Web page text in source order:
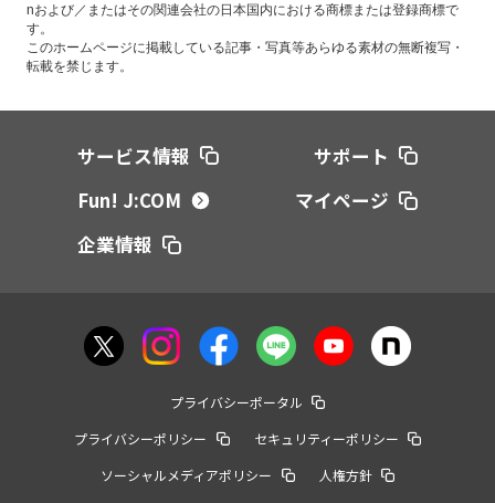
nおよび／またはその関連会社の日本国内における商標または登録商標で
す。
このホームページに掲載している記事・写真等あらゆる素材の無断複写・
転載を禁じます。
サービス情報
サポート
Fun! J:COM
マイページ
企業情報
プライバシーポータル
プライバシーポリシー
セキュリティーポリシー
ソーシャルメディアポリシー
人権方針